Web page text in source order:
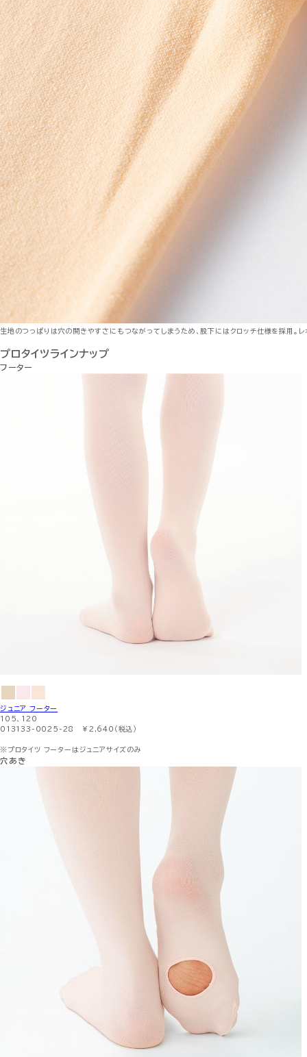
生地のつっぱりは穴の開きやすさにもつながってしまうため、股下にはクロッチ仕様を採用。
プロタイツラインナップ
フーター
ジュニア フーター
105、120
013133-0025-28 ￥2,640（税込）
※プロタイツ フーターはジュニアサイズのみ
穴あき